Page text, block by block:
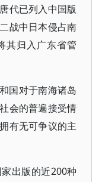
代已列入中国版
战中日本侵占南
其归入广东省管
国对于南海诸岛
会的普遍接受情
有无可争议的主
出版的近200种